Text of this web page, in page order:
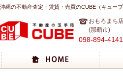
沖縄の不動産査定・賃貸・売買のCUBE（キューブ
おもろまち
(那覇市)
098-894-4141